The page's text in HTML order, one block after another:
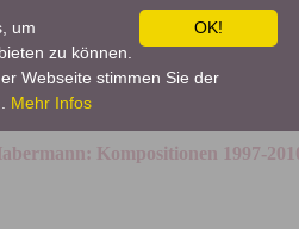
Kompositionen 1997-
OK!
um
zu können.
Webseite stimmen Sie der
Mehr Infos